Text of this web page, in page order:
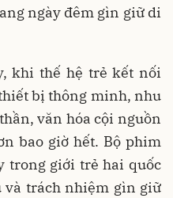
ngày đêm gìn giữ di
khi thế hệ trẻ kết nối
bị thông minh, nhu
văn hóa cội nguồn
bao giờ hết. Bộ phim
trong giới trẻ hai quốc
và trách nhiệm gìn giữ